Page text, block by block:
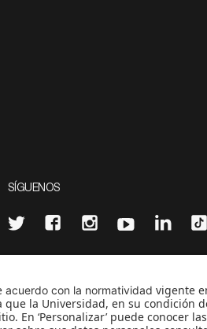
SÍGUENOS
CONTÁCTANOS
cerosetenta@uniandes.edu.co